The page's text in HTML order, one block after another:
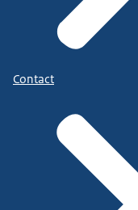
Contact